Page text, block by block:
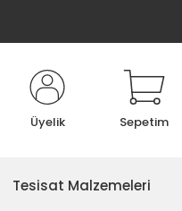
Üyelik Sepetim
Tesisat Malzemeleri